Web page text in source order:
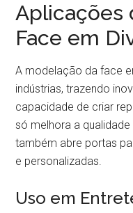
Aplicações
Face em
A modelação da face
indústrias, trazendo
capacidade de criar
só melhora a
também abre portas
e personalizadas.
Uso em